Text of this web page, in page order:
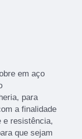
em aço
para
a finalidade
e resistência,
que sejam